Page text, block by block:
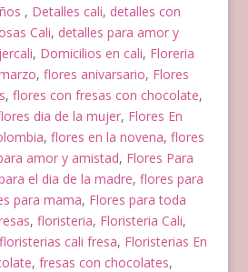
, Detalles cali, detalles con
Cali, detalles para amor y
, Domicilios en cali, Floreria
, flores anivarsario, Flores
, flores con fresas con chocolate,
dia de la mujer, Flores En
, flores en la novena, flores
amor y amistad, Flores Para
el dia de la madre, flores para
para mama, Flores para toda
, floristeria, Floristeria Cali,
floristerias cali fresa, Floristerias En
, fresas con chocolates,